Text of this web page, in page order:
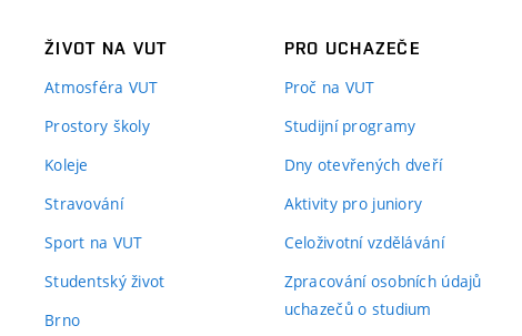
ŽIVOT NA VUT
Atmosféra VUT
Prostory školy
Koleje
Stravování
Sport na VUT
Studentský život
Brno
PRO UCHAZEČE
Proč na VUT
Studijní programy
Dny otevřených dveří
Aktivity pro juniory
Celoživotní vzdělávání
Zpracování osobních údajů
uchazečů o studium